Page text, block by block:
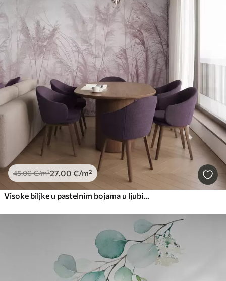
45.00€/m²27.00 €/m²
Visoke biljke u pastelnim bojama u ljubičastim bojama